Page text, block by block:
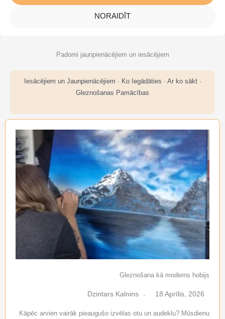
NORAIDĪT
Padomi jaunpienācējiem un iesācējiem
Iesācējiem un Jaunpienācējiem · Ko Iegādāties · Ar ko sākt ·
Gleznošanas Pamācības
Gleznošana kā moderns hobijs
Dzintars Kalnins 18 Aprīlis, 2026
Kāpēc arvien vairāk pieaugušo izvēlas otu un audeklu? Mūsdienu